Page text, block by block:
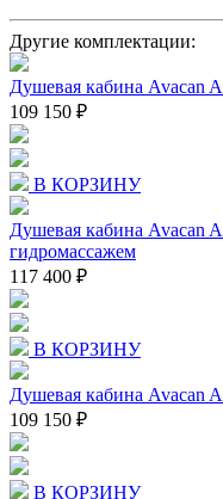
Другие комплектации:
Душевая кабина Avacan
109 150 ₽
В КОРЗИНУ
Душевая кабина Avacan
гидромассажем
117 400 ₽
В КОРЗИНУ
Душевая кабина Avacan
109 150 ₽
В КОРЗИНУ